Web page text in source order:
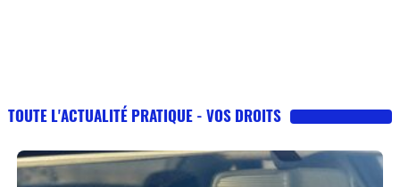
TOUTE L'ACTUALITÉ PRATIQUE - VOS DROITS